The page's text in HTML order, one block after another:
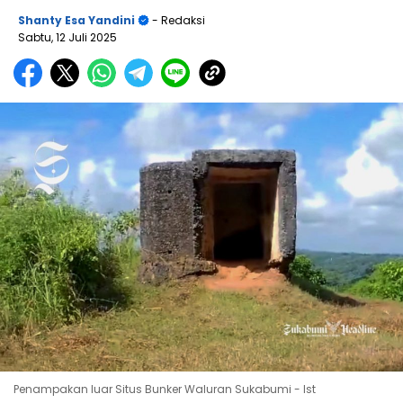
Shanty Esa Yandini
- Redaksi
Sabtu, 12 Juli 2025
Penampakan luar Situs Bunker Waluran Sukabumi - Ist